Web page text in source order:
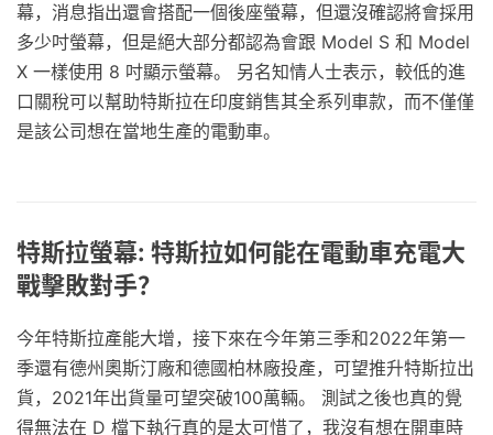
幕，消息指出還會搭配一個後座螢幕，但還沒確認將會採用
多少吋螢幕，但是絕大部分都認為會跟 Model S 和 Model
X 一樣使用 8 吋顯示螢幕。 另名知情人士表示，較低的進
口關稅可以幫助特斯拉在印度銷售其全系列車款，而不僅僅
是該公司想在當地生產的電動車。
特斯拉螢幕: 特斯拉如何能在電動車充電大
戰擊敗對手？
今年特斯拉產能大增，接下來在今年第三季和2022年第一
季還有德州奧斯汀廠和德國柏林廠投產，可望推升特斯拉出
貨，2021年出貨量可望突破100萬輛。 測試之後也真的覺
得無法在 D 檔下執行真的是太可惜了，我沒有想在開車時